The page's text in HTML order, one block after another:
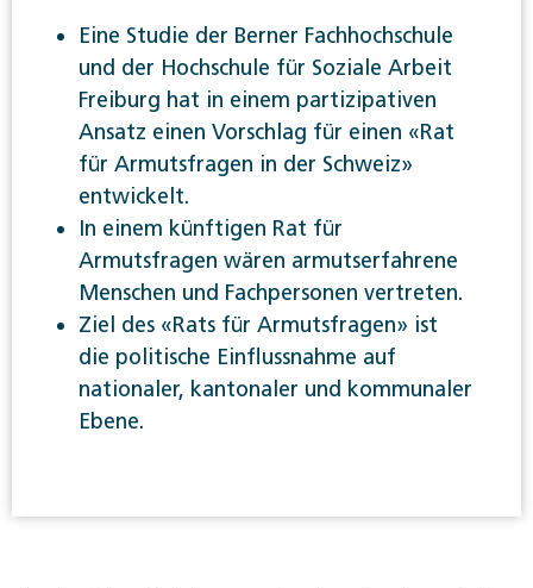
Eine Studie der Berner Fachhochschule
und der Hochschule für Soziale Arbeit
Freiburg hat in einem partizipativen
Ansatz einen Vorschlag für einen «Rat
für Armutsfragen in der Schweiz»
entwickelt.
In einem künftigen Rat für
Armutsfragen wären armutserfahrene
Menschen und Fachpersonen vertreten.
Ziel des «Rats für Armutsfragen» ist
die politische Einflussnahme auf
nationaler, kantonaler und kommunaler
Ebene.